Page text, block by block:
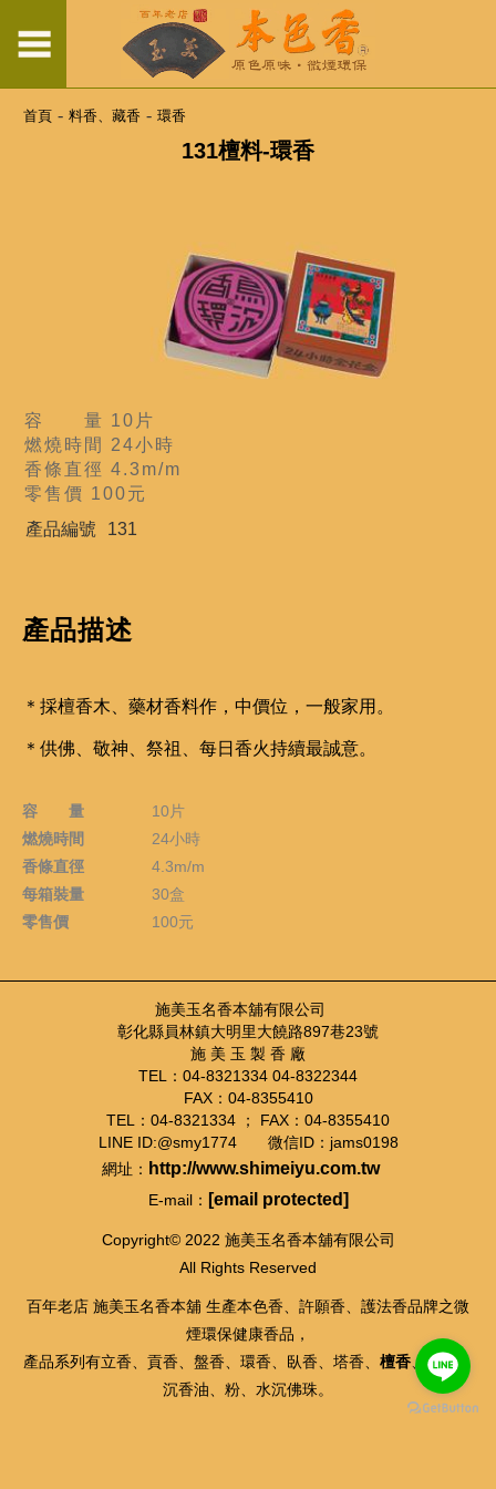
首頁 - 料香、藏香 - 環香
131檀料-環香
容 量 10片
燃燒時間 24小時
香條直徑 4.3m/m
零售價 100元
產品編號
131
產品描述
＊ 採檀香木、藥材香料作，中價位，一般家用。
＊供佛、敬神、祭祖、每日香火持續最誠意。
容 量
10片
燃燒時間
24小時
香條直徑
4.3m/m
每箱裝量
30盒
零售價
100元
施美玉名香本舖有限公司
彰化縣員林鎮大明里大饒路897巷23號
施 美 玉 製 香 廠
TEL：04-8321334 04-8322344
FAX：04-8355410
TEL：04-8321334 ； FAX：04-8355410
LINE ID:@smy1774 微信ID：jams0198
網址： http://www.shimeiyu.com.tw
E-mail： [email protected]
Copyright© 2022 施美玉名香本舖有限公司
All Rights Reserved
百年老店 施美玉名香本舖 生產本色香、許願香、護法香品牌之微
煙環保健康香品，
產品系列有立香、貢香、盤香、環香、臥香、塔香、 檀香 、 沉香、
沉香油、粉、水沉佛珠。